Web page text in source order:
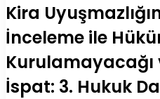
Kira
İnceleme ile
Kurulamayacağı
İspat: 3. Hukuk